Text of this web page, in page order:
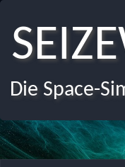
Die Space-